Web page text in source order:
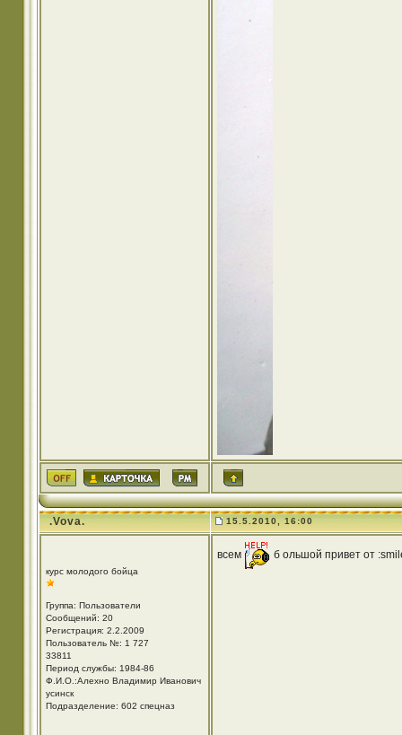
.Vova. 15.5.2010, 16:00
курс молодого бойца
Группа: Пользователи
Сообщений: 20
Регистрация: 2.2.2009
Пользователь №: 1 727
33811
Период службы: 1984-86
Ф.И.О.:Алехно Владимир Иванович
усинск
Подразделение: 602 спецназ
всем б ольшой привет от